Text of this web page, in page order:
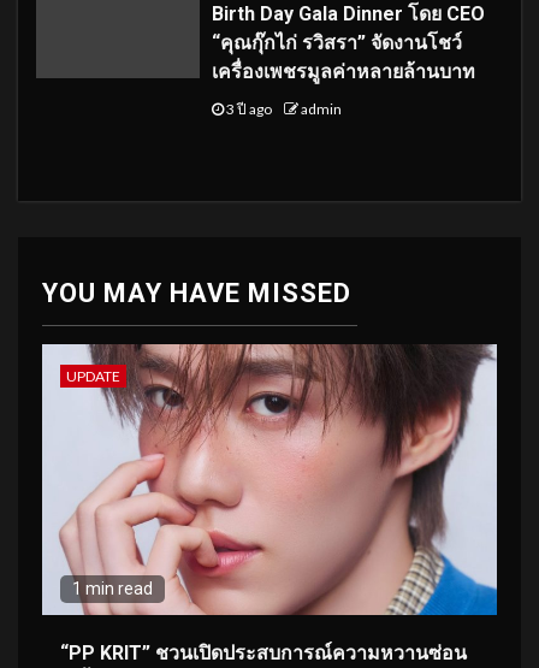
Birth Day Gala Dinner โดย CEO
“คุณกุ๊กไก่ รวิสรา” จัดงานโชว์
เครื่องเพชรมูลค่าหลายล้านบาท
3 ปี ago admin
YOU MAY HAVE MISSED
UPDATE
1 min read
“PP KRIT” ชวนเปิดประสบการณ์ความหวานซ่อน